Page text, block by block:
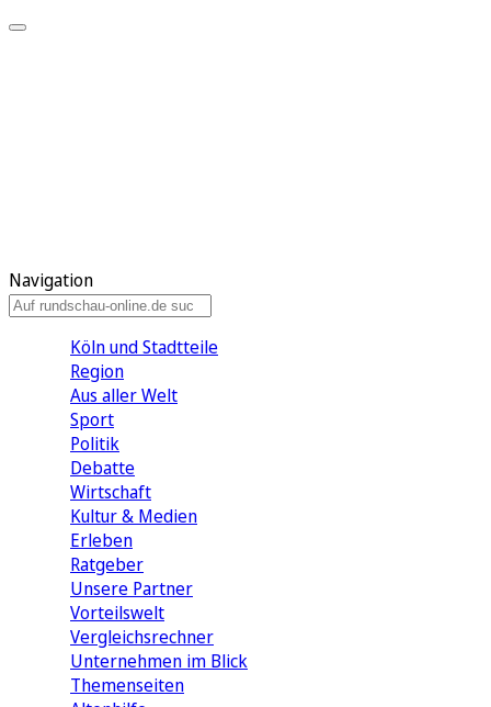
Navigation
Köln und Stadtteile
Region
Aus aller Welt
Sport
Politik
Debatte
Wirtschaft
Kultur & Medien
Erleben
Ratgeber
Unsere Partner
Vorteilswelt
Vergleichsrechner
Unternehmen im Blick
Themenseiten